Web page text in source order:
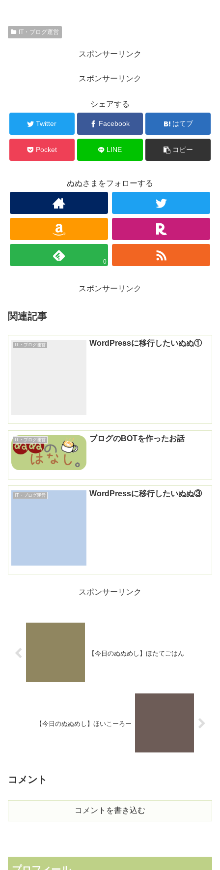
IT・ブログ運営
スポンサーリンク
スポンサーリンク
シェアする
Twitter Facebook はてブ
Pocket LINE コピー
ぬぬさまをフォローする
0
スポンサーリンク
関連記事
IT・ブログ運営 WordPressに移行したいぬぬ①
IT・ブログ運営 ブログのBOTを作ったお話
IT・ブログ運営 WordPressに移行したいぬぬ③
スポンサーリンク
【今日のぬぬめし】ほたてごはん
【今日のぬぬめし】ほいこーろー
コメント
コメントを書き込む